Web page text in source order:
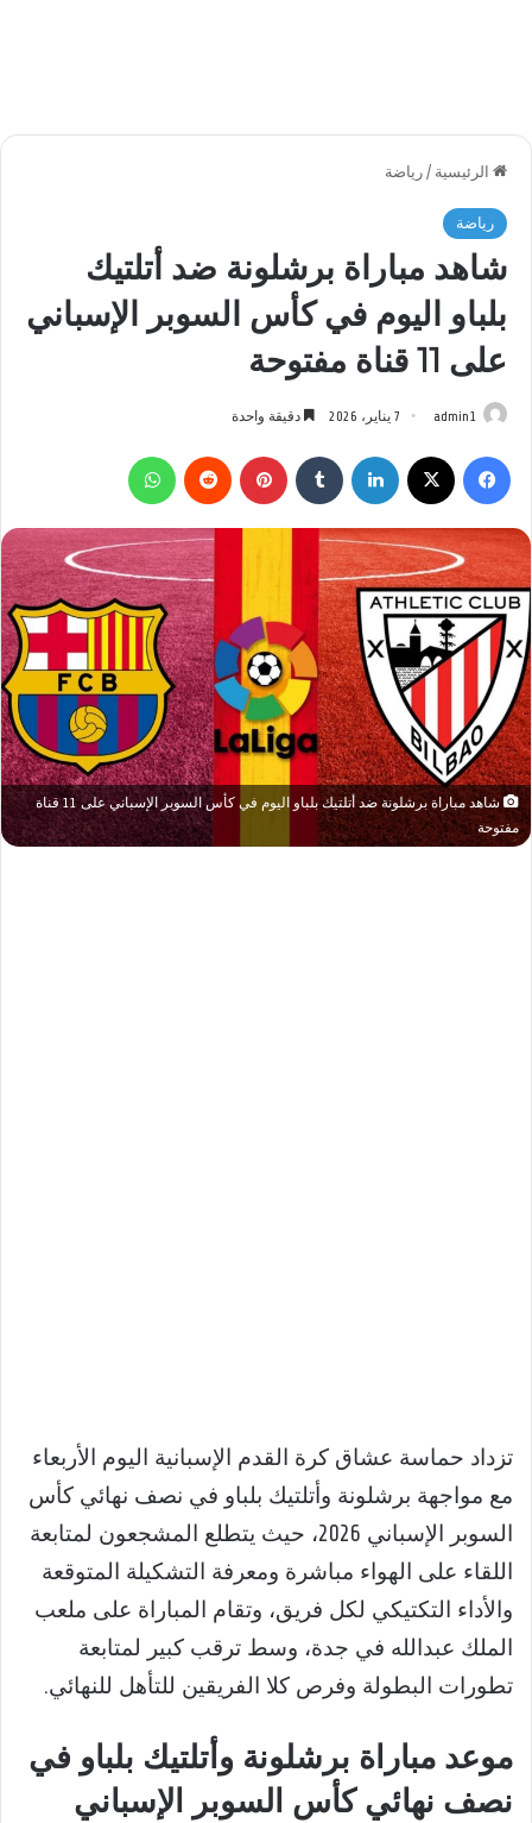
الرئيسية / رياضة
رياضة
شاهد مباراة برشلونة ضد أتلتيك
بلباو اليوم في كأس السوبر الإسباني
على 11 قناة مفتوحة
admin1 7 يناير، 2026 دقيقة واحدة
فيسبوك لينكدإن بينتيريست
شاهد مباراة برشلونة ضد أتلتيك بلباو اليوم في كأس السوبر الإسباني على 11 قناة
مفتوحة
تزداد حماسة عشاق كرة القدم الإسبانية اليوم الأربعاء
مع مواجهة برشلونة وأتلتيك بلباو في نصف نهائي كأس
السوبر الإسباني 2026، حيث يتطلع المشجعون لمتابعة
اللقاء على الهواء مباشرة ومعرفة التشكيلة المتوقعة
والأداء التكتيكي لكل فريق، وتقام المباراة على ملعب
الملك عبدالله في جدة، وسط ترقب كبير لمتابعة
تطورات البطولة وفرص كلا الفريقين للتأهل للنهائي.
موعد مباراة برشلونة وأتلتيك بلباو في
نصف نهائي كأس السوبر الإسباني